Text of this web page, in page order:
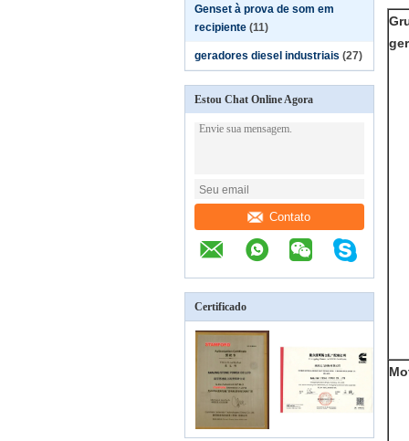
Genset à prova de som em
recipiente (11)
geradores diesel industriais (27)
Estou Chat Online Agora
Contato
Certificado